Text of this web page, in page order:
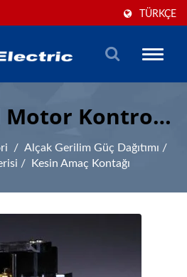
TÜRKÇE
Toggle
Motor Kontrolü
Kesin
/ Alçak Gerilim Güç Dağıtımı /
/ Kesin Amaç Kontağı